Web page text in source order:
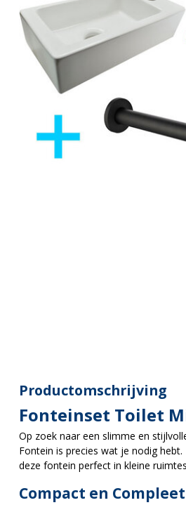
Productomschrijving
Fonteinset Toilet
Op zoek naar een slimme en
Fontein is precies wat je nodig
deze fontein perfect in kleine
Compact en Compleet